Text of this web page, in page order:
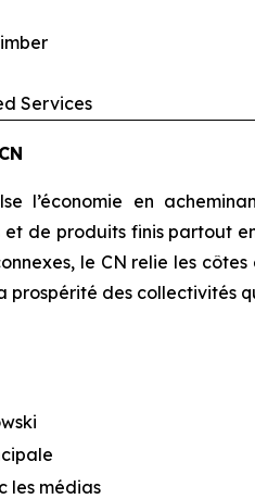
Services
l’économie en
de produits finis partout
le CN relie les
des collectivités
les médias